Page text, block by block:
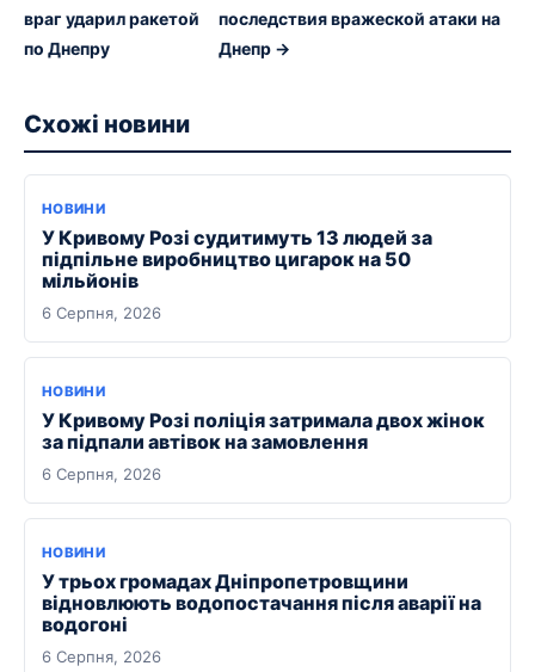
враг ударил ракетой
по Днепру
последствия вражеской атаки на
Днепр →
Схожі новини
НОВИНИ
У Кривому Розі судитимуть 13 людей за
підпільне виробництво цигарок на 50
мільйонів
6 Серпня, 2026
НОВИНИ
У Кривому Розі поліція затримала двох жінок
за підпали автівок на замовлення
6 Серпня, 2026
НОВИНИ
У трьох громадах Дніпропетровщини
відновлюють водопостачання після аварії на
водогоні
6 Серпня, 2026